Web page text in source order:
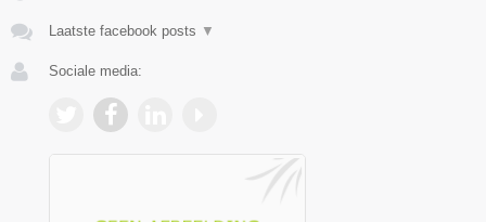
Laatste facebook posts ▼
Sociale media: